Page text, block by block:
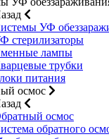
УФ
стерилизаторы
лампы
трубки
питания
осмос
осмос
обратного